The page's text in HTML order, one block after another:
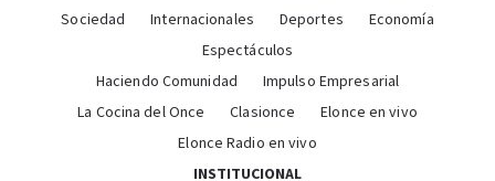
Sociedad
Internacionales Deportes
Economía
Espectáculos
Haciendo Comunidad
Impulso Empresarial
La Cocina del Once
Clasionce
Elonce en vivo
Elonce Radio en vivo
INSTITUCIONAL